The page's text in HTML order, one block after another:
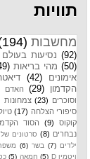
תוויות
מחשבות
(92) נסיעות בעולם
(50) מהי בריאות
אימונים
(42)
הקדמון (29) האדם
וסוכרים (23) צמחונות
סיפורי הצלחה (17)
קוקוס
(9) הסוד
נבחרים (8) סרטונים שלי
ילדים (7) בשר (6)
ויטמין D
(5) חמאה (5)